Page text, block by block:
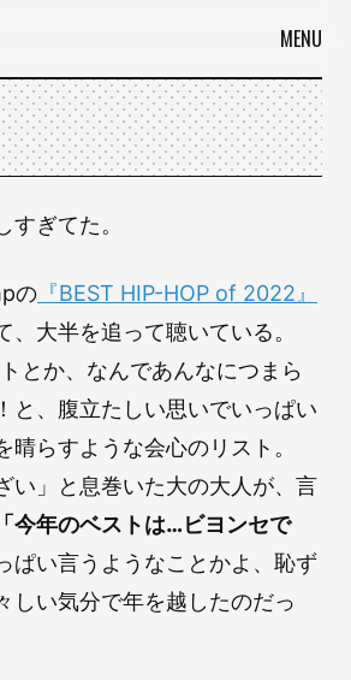
MENU
すぎてた。
の 『BEST HIP-HOP of 2022』
、大半を追って聴いている。
とか、なんであんなにつまら
と、腹立たしい思いでいっぱい
晴らすような会心のリスト。
い」と息巻いた大の大人が、言
「今年のベストは…ビヨンセで
ぱい言うようなことかよ、恥ず
しい気分で年を越したのだっ